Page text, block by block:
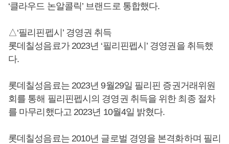
‘클라우드 논알콜릭’ 브랜드로 통합했다.
△‘필리핀펩시’ 경영권 취득
롯데칠성음료가 2023년 ‘필리핀펩시’ 경영권을 취득했
다.
롯데칠성음료는 2023년 9월29일 필리핀 증권거래위원
회를 통해 필리핀펩시의 경영권 취득을 위한 최종 절차
를 마무리했다고 2023년 10월4일 밝혔다.
롯데칠성음료는 2010년 글로벌 경영을 본격화하며 필리